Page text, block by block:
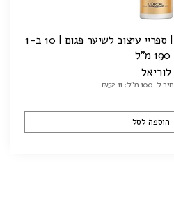
LOREAL SERIE EXPERT | ספריי עיצוב לשיער פגום | 10 ב-1
לוריאל
ל-100 מ"ל: ₪52.11
הוספה לסל